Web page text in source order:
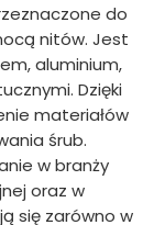
do
nitów. Jest
aluminium,
Dzięki
materiałów
śrub.
w branży
oraz w
się zarówno w